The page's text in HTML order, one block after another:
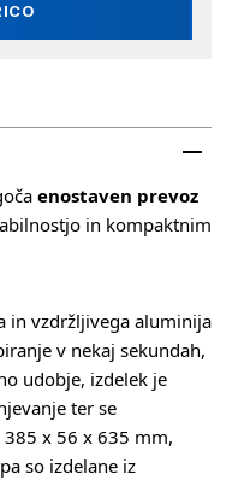
enostaven prevoz
in kompaktnim
in vzdržljivega aluminija
v nekaj sekundah,
udobje, izdelek je
ter se
x 56 x 635 mm,
so izdelane iz